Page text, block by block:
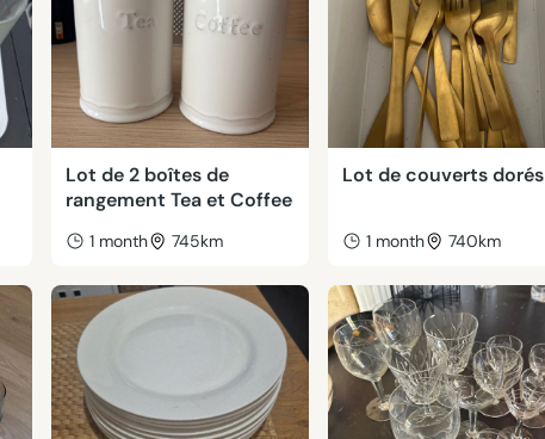
Lot de 2 boîtes de
rangement Tea et Coffee
1 month 745km
Lot de couverts dorés
1 month 740km